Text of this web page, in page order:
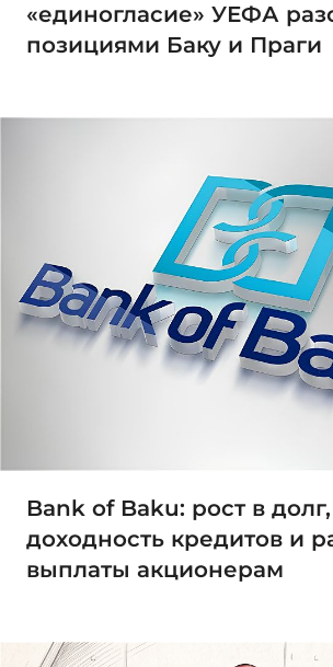
«единогласие» УЕФА
позициями Баку и Праги
Bank of Baku: рост в
доходность кредитов и
выплаты акционерам